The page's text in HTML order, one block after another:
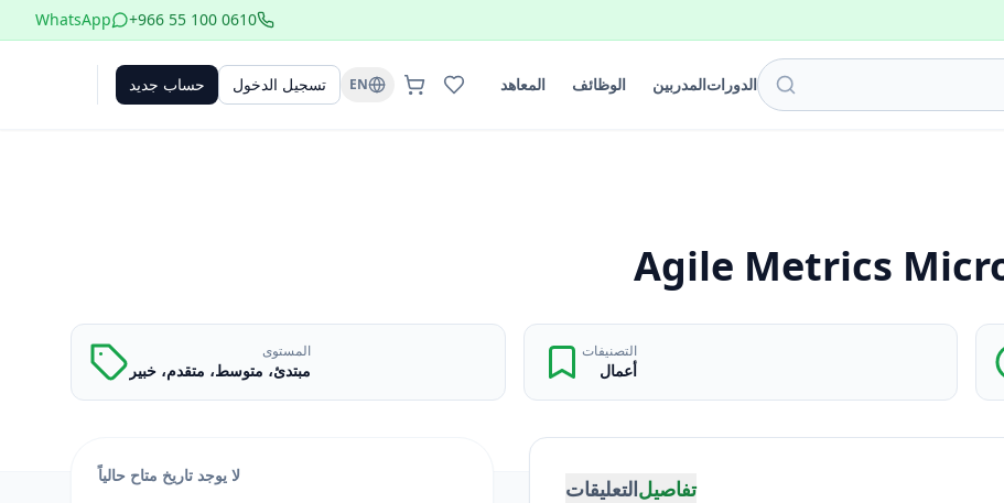
+966 55 100 0610
WhatsApp
الدوراتالمدربين الوظائف المعاهد EN تسجيل الدخول حساب جديد
Agile Metrics
التصنيفات
أعمال
المستوى
مبتدئ، متوسط، متقدم، خبير
تفاصيلالتعليقات
لا يوجد تاريخ متاح حالياً